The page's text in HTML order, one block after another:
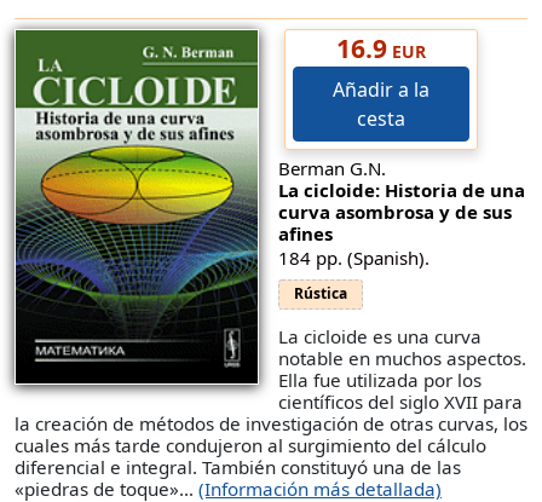
16.9EUR
Añadir a la
cesta
Berman G.N.
La cicloide: Historia de una
curva asombrosa y de sus
afines
184 pp. (Spanish).
Rústica
La cicloide es una curva
notable en muchos aspectos.
Ella fue utilizada por los
científicos del siglo XVII para
la creación de métodos de investigación de otras curvas, los
cuales más tarde condujeron al surgimiento del cálculo
diferencial e integral. También constituyó una de las
«piedras de toque»... (Información más detallada)